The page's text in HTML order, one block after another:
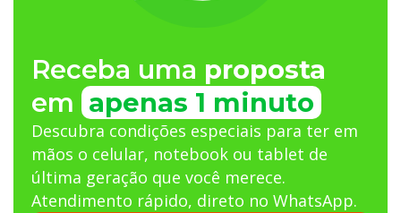
Receba uma proposta
em apenas 1 minuto
Descubra condições especiais para ter em
mãos o celular, notebook ou tablet de
última geração que você merece.
Atendimento rápido, direto no WhatsApp.